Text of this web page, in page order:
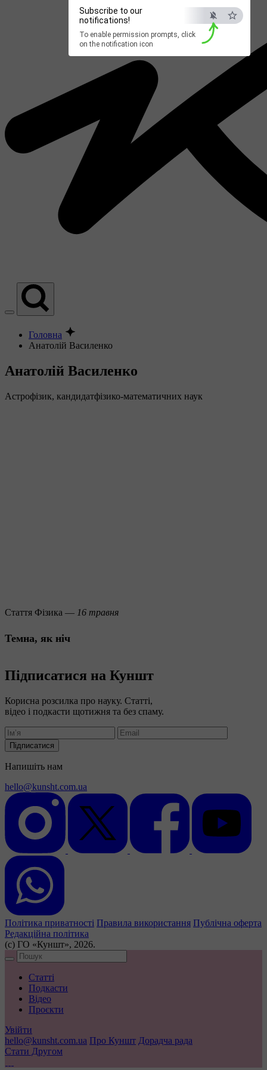
Subscribe to our
notifications!
To enable permission prompts, click
on the notification icon
Головна
Анатолій Василенко
Анатолій Василенко
Астрофізик, кандидатфізико-математичних наук
Стаття Фізика — 16 травня
Темна, як ніч
Підписатися на Куншт
Корисна розсилка про науку. Статті,
відео і подкасти щотижня та без спаму.
Підписатися
Напишіть нам
hello@kunsht.com.ua
Політика приватності Правила використання Публічна оферта
Редакційна політика
(с) ГО «Куншт», 2026.
Статті
Подкасти
Відео
Проєкти
Увійти
hello@kunsht.com.ua Про Куншт Дорадча рада
Стати Другом